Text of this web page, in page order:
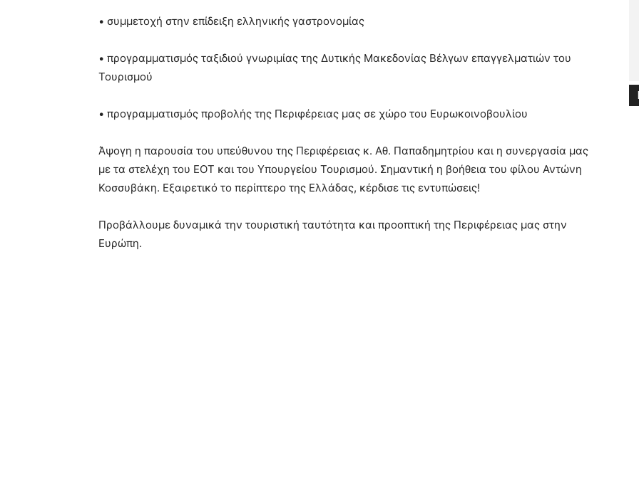
• συμμετοχή στην επίδειξη ελληνικής γαστρονομίας
• προγραμματισμός ταξιδιού γνωριμίας της Δυτικής Μακεδονίας Βέλγων επαγγελματιών του
Τουρισμού
• προγραμματισμός προβολής της Περιφέρειας μας σε χώρο του Ευρωκοινοβουλίου
Άψογη η παρουσία του υπεύθυνου της Περιφέρειας κ. Αθ. Παπαδημητρίου και η συνεργασία μας
με τα στελέχη του ΕΟΤ και του Υπουργείου Τουρισμού. Σημαντική η βοήθεια του φίλου Αντώνη
Κοσσυβάκη. Εξαιρετικό το περίπτερο της Ελλάδας, κέρδισε τις εντυπώσεις!
Προβάλλουμε δυναμικά την τουριστική ταυτότητα και προοπτική της Περιφέρειας μας στην
Ευρώπη.